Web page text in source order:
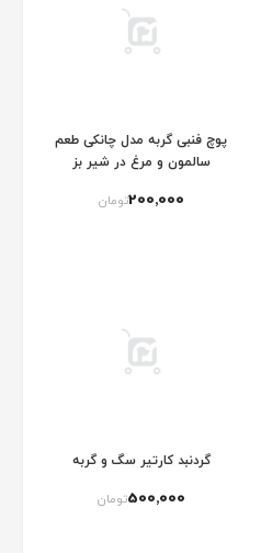
پوچ فنبی گربه مدل چانکی طعم
سالمون و مرغ در شیر بز
200٬000تومان
گردنبد کارتیر سگ و گربه
500٬000تومان